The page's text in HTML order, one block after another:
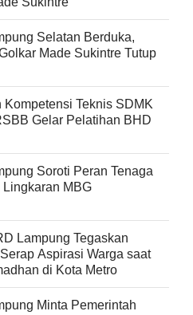
Selatan Berduka,
Made Sukintre Tutup
Kompetensi Teknis SDMK
Gelar Pelatihan BHD
Soroti Peran Tenaga
MBG
Lampung Tegaskan
Aspirasi Warga saat
di Kota Metro
Minta Pemerintah